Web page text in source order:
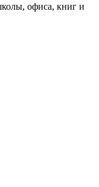
офиса, книг и